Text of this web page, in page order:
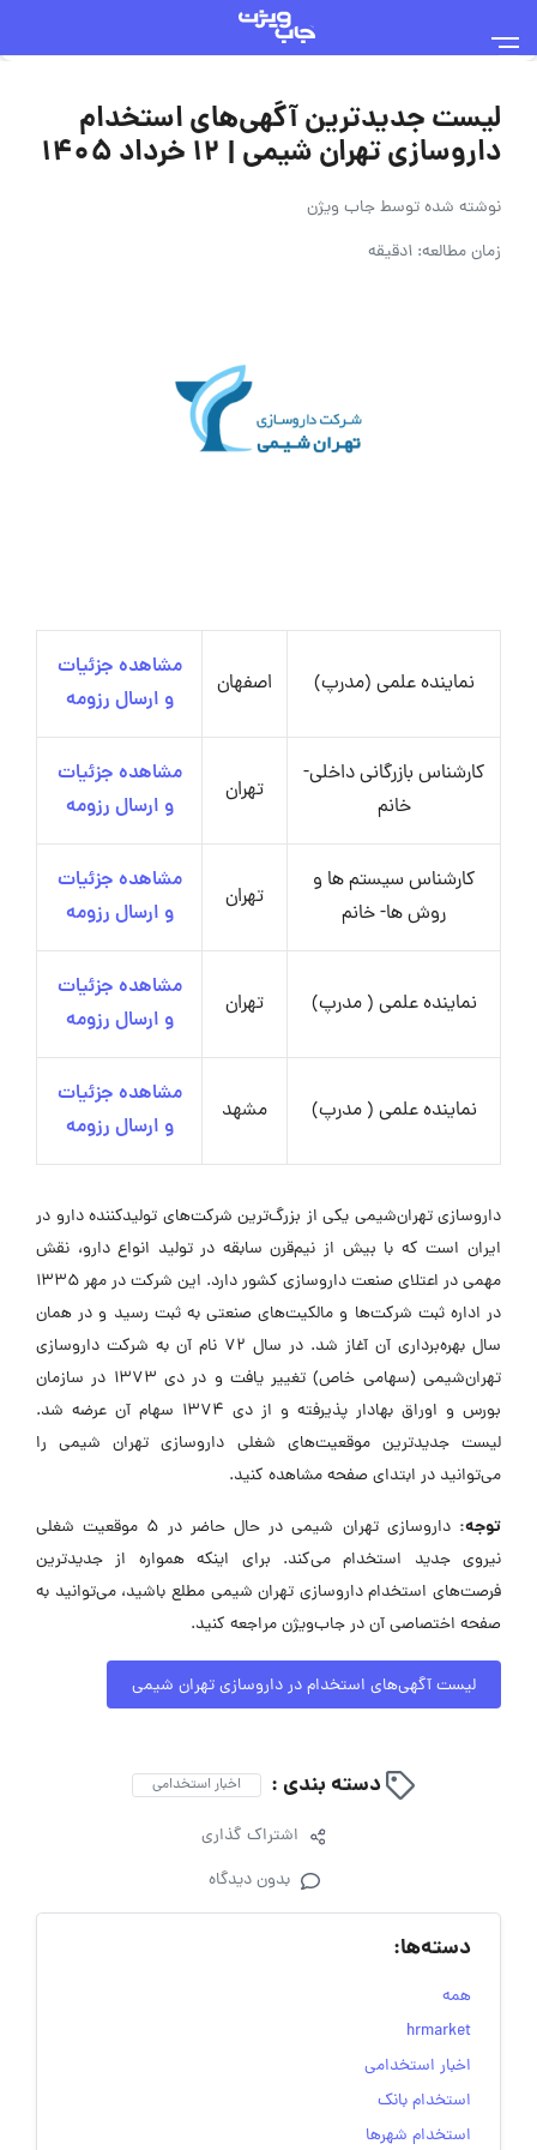
لیست جدیدترین آگهی‌های استخدام
داروسازی تهران شیمی | ۱۲ خرداد ۱۴۰۵
نوشته شده توسطجاب ویژن
زمان مطالعه: 1دقیقه
نماینده علمی (مدرپ) اصفهان
مشاهده جزئیات
و ارسال رزومه
کارشناس بازرگانی داخلی-
خانم
تهران
مشاهده جزئیات
و ارسال رزومه
کارشناس سیستم ها و
روش ها- خانم
تهران
مشاهده جزئیات
و ارسال رزومه
نماینده علمی ( مدرپ) تهران
مشاهده جزئیات
و ارسال رزومه
نماینده علمی ( مدرپ) مشهد
مشاهده جزئیات
و ارسال رزومه
داروسازی تهران‌شیمی یکی از بزرگ‌ترین شرکت‌های تولیدکننده دارو در
ایران است که با بیش از نیم‌قرن سابقه در تولید انواع دارو، نقش
مهمی در اعتلای صنعت داروسازی کشور دارد. این شرکت در مهر 1335
در اداره ثبت شرکت‌ها و مالکیت‌های صنعتی به ثبت رسید و در همان
سال بهره‌برداری آن آغاز شد. در سال 72 نام آن به شرکت داروسازی
تهران‌شیمی (سهامی خاص) تغییر یافت و در دی 1373 در سازمان
بورس و اوراق بهادار پذیرفته و از دی 1374 سهام آن عرضه شد.
لیست جدیدترین موقعیت‌های شغلی داروسازی تهران شیمی را
می‌توانید در ابتدای صفحه مشاهده کنید.
توجه:
داروسازی تهران شیمی در حال حاضر در ۵ موقعیت شغلی
نیروی جدید استخدام می‌کند. برای اینکه همواره از جدیدترین
فرصت‌های استخدام داروسازی تهران شیمی مطلع باشید، می‌توانید به
صفحه اختصاصی آن در جاب‌ویژن مراجعه کنید.
لیست آگهی‌های استخدام در داروسازی تهران شیمی
دسته بندی : اخبار استخدامی
اشتراک گذاری
بدون دیدگاه
دسته‌ها:
همه
hrmarket
اخبار استخدامی
استخدام بانک
استخدام شهرها